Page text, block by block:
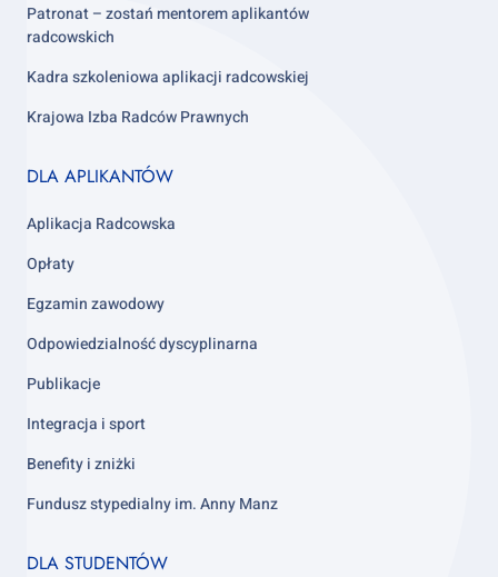
Patronat – zostań mentorem aplikantów
radcowskich
Kadra szkoleniowa aplikacji radcowskiej
Krajowa Izba Radców Prawnych
Footer
3
DLA APLIKANTÓW
Aplikacja Radcowska
Opłaty
Egzamin zawodowy
Odpowiedzialność dyscyplinarna
Publikacje
Integracja i sport
Benefity i zniżki
Fundusz stypedialny im. Anny Manz
Footer
DLA STUDENTÓW